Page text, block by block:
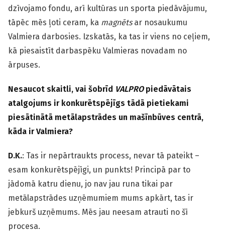
dzīvojamo fondu, arī kultūras un sporta piedāvājumu,
tāpēc mēs ļoti ceram, ka magnētsar nosaukumu
Valmiera darbosies. Izskatās, ka tas ir viens no ceļiem,
kā piesaistīt darbaspēku Valmieras novadam no
ārpuses.
Nesaucot skaitli, vai šobrīd VALPROpiedāvātais
atalgojums ir konkurētspējīgs tādā pietiekami
piesātinātā metālapstrādes un mašīnbūves centrā,
kāda ir Valmiera?
D.K.: Tas ir nepārtraukts process, nevar tā pateikt –
esam konkurētspējīgi, un punkts! Principā par to
jādomā katru dienu, jo nav jau runa tikai par
metālapstrādes uzņēmumiem mums apkārt, tas ir
jebkurš uzņēmums. Mēs jau neesam atrauti no šī
procesa.